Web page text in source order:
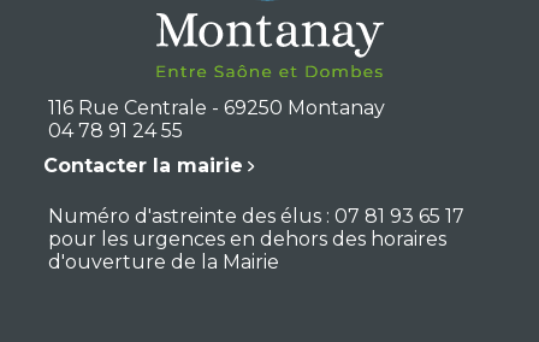
116 Rue Centrale - 69250 Montanay
04 78 91 24 55
Contacter la mairie
Numéro d'astreinte des élus : 07 81 93 65 17
pour les urgences en dehors des horaires
d'ouverture de la Mairie